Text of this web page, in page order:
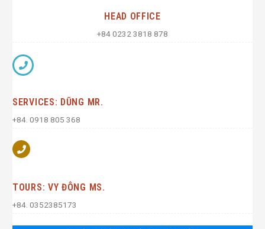
HEAD OFFICE
+84 0232 3818 878
SERVICES: DŨNG MR.
+84. 0918 805 368
TOURS: VY ĐÔNG MS.
+84. 0352385173